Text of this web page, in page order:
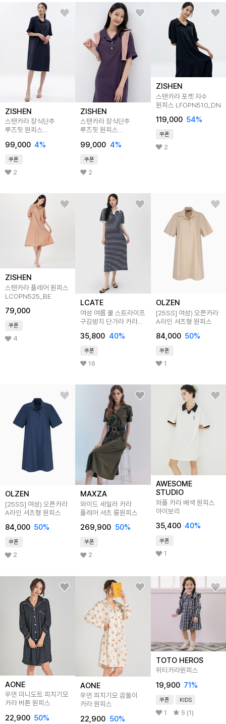
ZISHEN
스탠카라 장식단추
루즈핏 원피스
99,000 4%
쿠폰
2
ZISHEN
스탠카라 장식단추
루즈핏 원피스
99,000 4%
쿠폰
2
ZISHEN
스탠카라 포켓 자수
원피스 LFOPN510_DN
119,000 54%
쿠폰
2
ZISHEN
스탠카라 플레어 원피스
LCOPN525_BE
79,000
쿠폰
4
LCATE
여성 여름 쿨 스트라이프
구김방지 단가라 카라
35,800 40%
쿠폰
16
OLZEN
[25SS] 여성) 오픈카라
A라인 셔츠형 원피스
84,000 50%
쿠폰
1
OLZEN
[25SS] 여성) 오픈카라
A라인 셔츠형 원피스
84,000 50%
쿠폰
2
MAXZA
와이드 세일러 카라
플레어 셔츠 롱원피스
269,900 50%
쿠폰
2
AWESOME
STUDIO
와플 카라 배색 원피스
아이보리
35,400 40%
쿠폰
1
AONE
우먼 미니도트 피치기모
카라 버튼 원피스
22,900 50%
AONE
우먼 피치기모 곰돌이
카라 원피스
22,900 50%
TOTO HEROS
위티카라원피스
19,900 71%
쿠폰 KIDS
1 5 (1)